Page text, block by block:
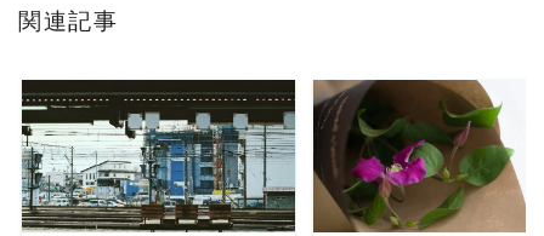
関連記事
READ MORE READ MORE